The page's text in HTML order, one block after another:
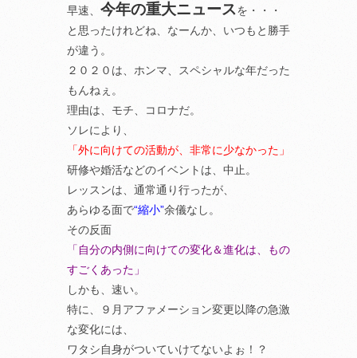
早速、 今年の重大ニュースを・・・
と思ったけれどね、なーんか、いつもと勝手
が違う。
２０２０は、ホンマ、スペシャルな年だった
もんねぇ。
理由は、モチ、コロナだ。
ソレにより、
「外に向けての活動が、非常に少なかった」
研修や婚活などのイベントは、中止。
レッスンは、通常通り行ったが、
あらゆる面で“縮小”余儀なし。
その反面
「自分の内側に向けての変化＆進化は、もの
すごくあった」
しかも、速い。
特に、９月アファメーション変更以降の急激
な変化には、
ワタシ自身がついていけてないよぉ！？